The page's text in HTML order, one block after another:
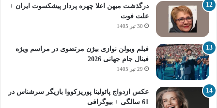
درگذشت میهن اعلا چهره پرداز پیشکسوت ایران +
علت فوت
30 تیر 1405
فیلم ویولن نوازی بیژن مرتضوی در مراسم ویژه
فینال جام جهانی 2026
29 تیر 1405
عکس ازدواج پائولینا پوریزکووا بازیگر سرشناس در
61 سالگی + بیوگرافی